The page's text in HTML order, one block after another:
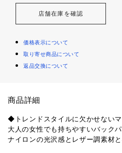
店舗在庫を確認
価格表示について
取り寄せ商品について
返品交換について
商品詳細
◆トレンドスタイルに欠かせない
大人の女性でも持ちやすいバック
ナイロンの光沢感とレザー調素材